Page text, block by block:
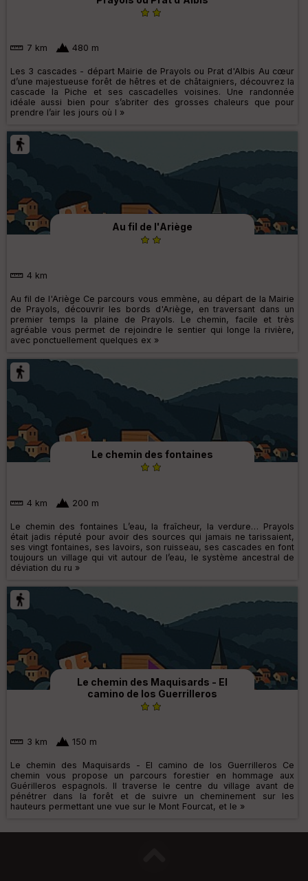
7 km 480 m
Les 3 cascades - départ Mairie de Prayols ou Prat d'Albis Au cœur
d’une majestueuse forêt de hêtres et de châtaigniers, découvrez la
cascade la Piche et ses cascadelles voisines. Une randonnée
idéale aussi bien pour s’abriter des grosses chaleurs que pour
prendre l’air les jours où l »
Au fil de l'Ariège
4 km
Au fil de l'Ariège Ce parcours vous emmène, au départ de la Mairie
de Prayols, découvrir les bords d'Ariège, en traversant dans un
premier temps la plaine de Prayols. Le chemin, facile et très
agréable vous permet de rejoindre le sentier qui longe la rivière,
avec ponctuellement quelques ex »
Le chemin des fontaines
4 km 200 m
Le chemin des fontaines L’eau, la fraîcheur, la verdure… Prayols
était jadis réputé pour avoir des sources qui jamais ne tarissaient,
ses vingt fontaines, ses lavoirs, son ruisseau, ses cascades en font
toujours un village qui vit autour de l’eau, le système ancestral de
déviation du ru »
Le chemin des Maquisards - El
camino de los Guerrilleros
3 km 150 m
Le chemin des Maquisards - El camino de los Guerrilleros Ce
chemin vous propose un parcours forestier en hommage aux
Guérilleros espagnols. Il traverse le centre du village avant de
pénétrer dans la forêt et de suivre un cheminement sur les
hauteurs permettant une vue sur le Mont Fourcat, et le »